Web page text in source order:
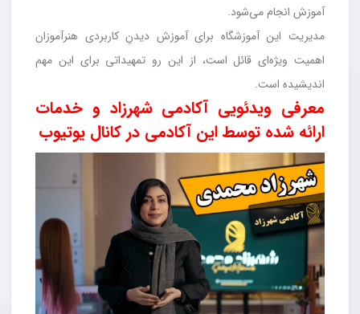
آموزش انجام می‌شود.
مدیریت این آموزشگاه برای آموزش دیدنِ کاربردی هنرآموزان
اهمیت ویژه‌ای قائل است، از این رو تمهیداتی برای این مهم
اندیشیده است.
معرفی ویدئویی آکادمی شهرزاد و خدمات
ارائه شده توسط این آکادمی در کانال یوتیوب